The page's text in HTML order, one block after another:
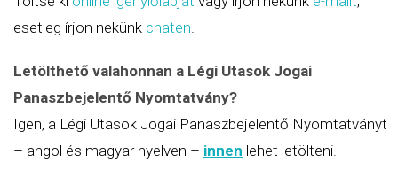
esetleg írjon nekünk chaten.
Letölthető valahonnan a Légi Utasok Jogai
Panaszbejelentő Nyomtatvány?
Igen, a Légi Utasok Jogai Panaszbejelentő Nyomtatványt
– angol és magyar nyelven – innen lehet letölteni.